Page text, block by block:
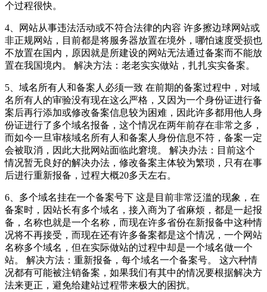
个过程很快。
4、网站从事违法活动或不符合法律的内容 许多擦边球网站或
非正规网站，目前都是将服务器放置在境外，哪怕速度受损也
不放置在国内，原因就是所建设的网站无法通过备案而不能放
置在我国境内。 解决方法：老老实实做站，扎扎实实备案。
5、域名所有人和备案人必须一致 在前期的备案过程中，对域
名所有人的审验没有现在这么严格，又因为一个身份证进行备
案后再行添加或修改备案信息较为困难，因此许多都用他人身
份证进行了多个域名报备，这个情况在两年前存在非常之多，
而如今一旦审核域名所有人和备案人身份信息不符，备案一定
会被取消，因此大批网站面临此窘境。 解决办法：目前这个
情况暂无良好的解决办法，修改备案主体较为繁琐，只有在事
后进行重新报备，过程大概20多天左右。
6、多个域名挂在一个备案号下 这是目前非常泛滥的现象，在
备案时，因站长有多个域名，接入商为了省麻烦，都是一起报
备，名称也就是一个名称，而现在许多省份在新报备中这种情
况将不再接受，而现在还有许多备案都是这个情况，一个网站
名称多个域名，但在实际做站的过程中却是一个域名做一个
站。 解决方法：重新报备，每个域名一个备案号。 这六种情
况都有可能被注销备案，如果我们有其中的情况要根据解决方
法来更正，避免给建站过程带来极大的困扰。